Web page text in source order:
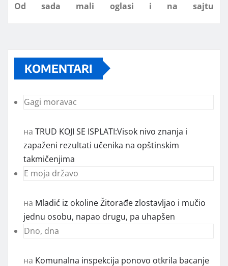
KOMENTARI
Gagi moravac
на TRUD KOJI SE ISPLATI:Visok nivo znanja i
zapaženi rezultati učenika na opštinskim
takmičenjima
E moja državo
на Mladić iz okoline Žitorađe zlostavljao i mučio
jednu osobu, napao drugu, pa uhapšen
Dno, dna
на Komunalna inspekcija ponovo otkrila bacanje